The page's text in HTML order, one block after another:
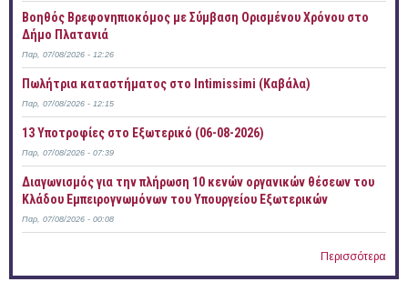
Βοηθός Βρεφονηπιοκόμος με Σύμβαση Ορισμένου Χρόνου στο
Δήμο Πλατανιά
Παρ, 07/08/2026 - 12:26
Πωλήτρια καταστήματος στο Intimissimi (Καβάλα)
Παρ, 07/08/2026 - 12:15
13 Υποτροφίες στο Εξωτερικό (06-08-2026)
Παρ, 07/08/2026 - 07:39
Διαγωνισμός για την πλήρωση 10 κενών οργανικών θέσεων του
Κλάδου Εμπειρογνωμόνων του Υπουργείου Εξωτερικών
Παρ, 07/08/2026 - 00:08
Περισσότερα